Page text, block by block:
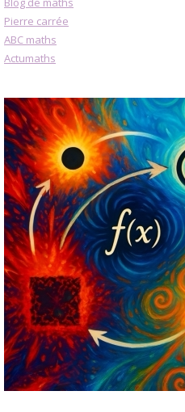
Pierre carrée
ABC maths
Actumaths